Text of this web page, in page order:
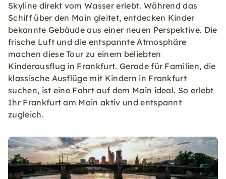
Skyline direkt vom Wasser erlebt. Während das
Schiff über den Main gleitet, entdecken Kinder
bekannte Gebäude aus einer neuen Perspektive. Die
frische Luft und die entspannte Atmosphäre
machen diese Tour zu einem beliebten
Kinderausflug in Frankfurt. Gerade für Familien, die
klassische Ausflüge mit Kindern in Frankfurt
suchen, ist eine Fahrt auf dem Main ideal. So erlebt
Ihr Frankfurt am Main aktiv und entspannt
zugleich.